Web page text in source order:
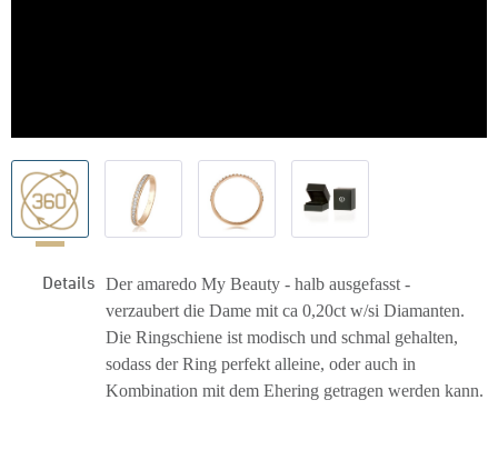
Details Der amaredo My Beauty - halb ausgefasst -
verzaubert die Dame mit ca 0,20ct w/si Diamanten.
Die Ringschiene ist modisch und schmal gehalten,
sodass der Ring perfekt alleine, oder auch in
Kombination mit dem Ehering getragen werden kann.